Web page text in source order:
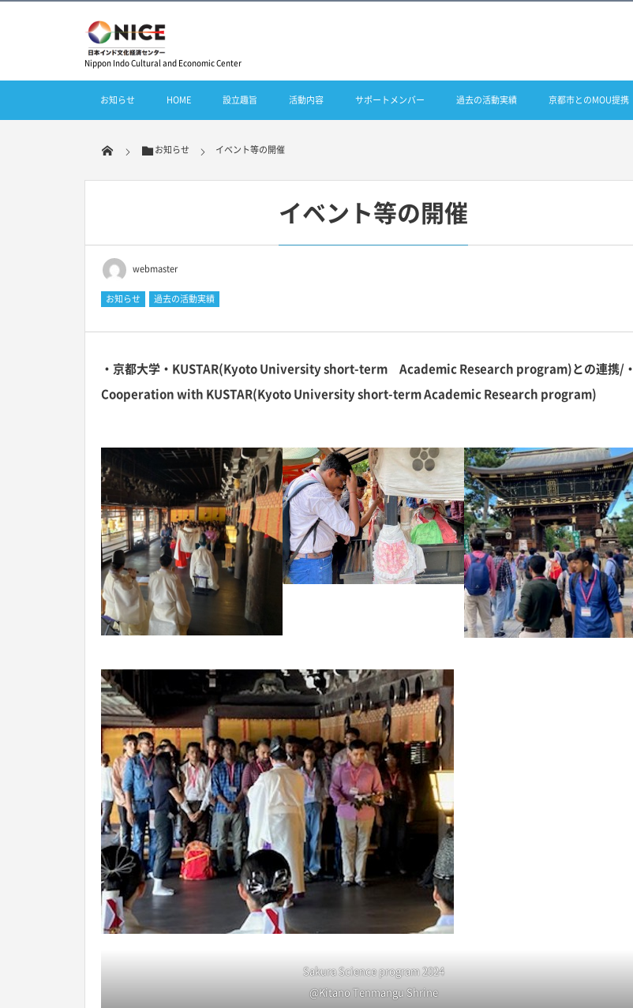
Nippon Indo Cultural and Economic Center
お知らせ HOME 設立趣旨 活動内容 サポートメンバー 過去の活動実績 京都市とのMOU提携
お知らせ イベント等の開催
イベント等の開催
webmaster
お知らせ 過去の活動実績
・京都大学・KUSTAR(Kyoto University short-term Academic Research program)との連携/・
Cooperation with KUSTAR(Kyoto University short-term Academic Research program)
Sakura Science program 2024
@Kitano Tenmangu Shrine